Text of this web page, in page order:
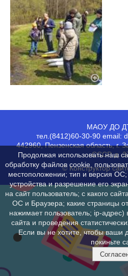
МАОУ ДО
тел.(8412)60-30-90 email:
442960, Пензенская область, г.
СССР, д.
© Конструктор
Продолжая использовать наш
обработку файлов cookie,
местоположении; тип и версия ОС;
устройства и разрешение его
на сайт пользователь; с какого
ОС и Браузера; какие страницы
нажимает пользователь; ip-
сайта и проведения
Если вы не хотите, чтобы ваши
покиньте